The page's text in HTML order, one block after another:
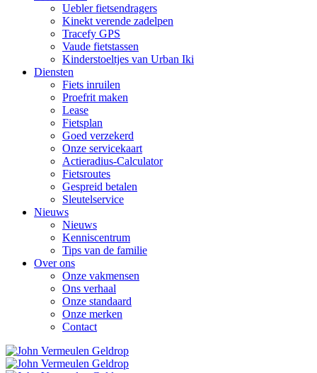
Uebler fietsendragers
Kinekt verende zadelpen
Tracefy GPS
Vaude fietstassen
Kinderstoeltjes van Urban Iki
Diensten
Fiets inruilen
Proefrit maken
Lease
Fietsplan
Goed verzekerd
Onze servicekaart
Actieradius-Calculator
Fietsroutes
Gespreid betalen
Sleutelservice
Nieuws
Nieuws
Kenniscentrum
Tips van de familie
Over ons
Onze vakmensen
Ons verhaal
Onze standaard
Onze merken
Contact